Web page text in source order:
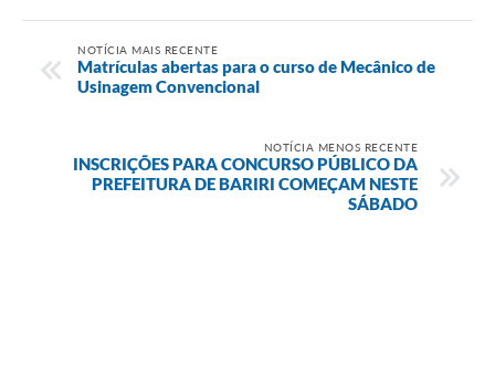
NOTÍCIA MAIS RECENTE
Matrículas abertas para o curso de Mecânico de
Usinagem Convencional
NOTÍCIA MENOS RECENTE
INSCRIÇÕES PARA CONCURSO PÚBLICO DA
PREFEITURA DE BARIRI COMEÇAM NESTE
SÁBADO